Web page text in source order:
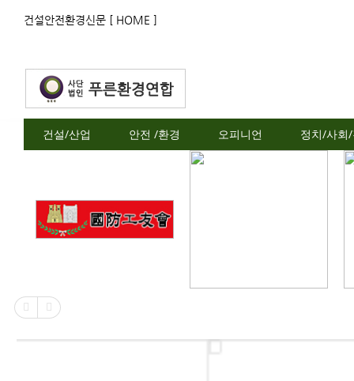
건설안전환경신문 [ HOME ]
건설/산업 안전 /환경 오피니언 정치/사회